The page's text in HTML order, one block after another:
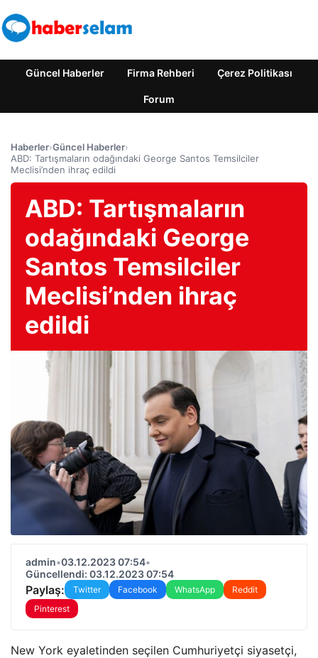
Güncel Haberler Firma Rehberi Çerez Politikası
Forum
Haberler›Güncel Haberler›
ABD: Tartışmaların odağındaki George Santos Temsilciler
Meclisi’nden ihraç edildi
ABD: Tartışmaların
odağındaki George
Santos Temsilciler
Meclisi’nden ihraç
edildi
admin•03.12.2023 07:54•
Güncellendi: 03.12.2023 07:54
Paylaş: Twitter Facebook WhatsApp
Reddit
Pinterest
New York eyaletinden seçilen Cumhuriyetçi siyasetçi,